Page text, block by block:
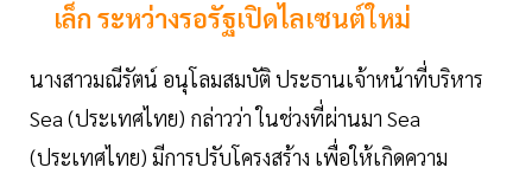
เล็ก ระหว่างรอรัฐเปิดไลเซนต์ใหม่
นางสาวมณีรัตน์ อนุโลมสมบัติ ประธานเจ้าหน้าที่บริหาร
Sea (ประเทศไทย) กล่าวว่า ในช่วงที่ผ่านมา Sea
(ประเทศไทย) มีการปรับโครงสร้าง เพื่อให้เกิดความ